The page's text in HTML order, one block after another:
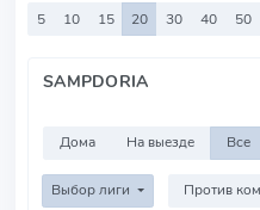
5 10 15 20 30 40 50
SAMPDORIA
Дома На выезде Все
Выбор лиги